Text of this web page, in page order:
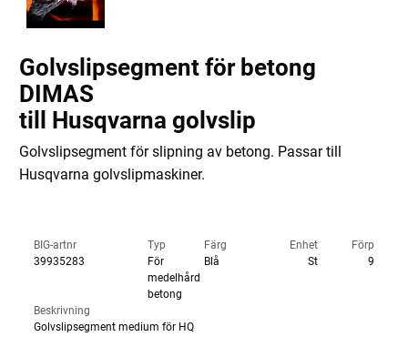
Golvslipsegment för betong
DIMAS
till Husqvarna golvslip
Golvslipsegment för slipning av betong. Passar till
Husqvarna golvslipmaskiner.
BIG-artnr
39935283
Typ
För
medelhård
betong
Färg
Blå
Enhet
St
Förp
9
Beskrivning
Golvslipsegment medium för HQ